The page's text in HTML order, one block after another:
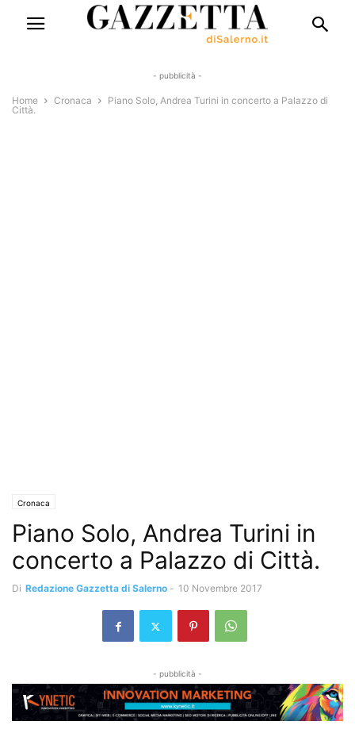
- pubblicità -
Home Cronaca
Piano Solo, Andrea Turini in concerto a Palazzo di
Città.
Cronaca
Piano Solo, Andrea Turini in
concerto a Palazzo di Città.
Di Redazione Gazzetta di Salerno - 10 Novembre 2017
- pubblicità -